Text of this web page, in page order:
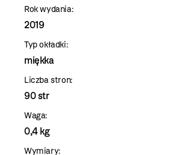
Rok wydania:
2019
Typ okładki:
miękka
Liczba stron:
90 str
Waga:
0,4 kg
Wymiary: